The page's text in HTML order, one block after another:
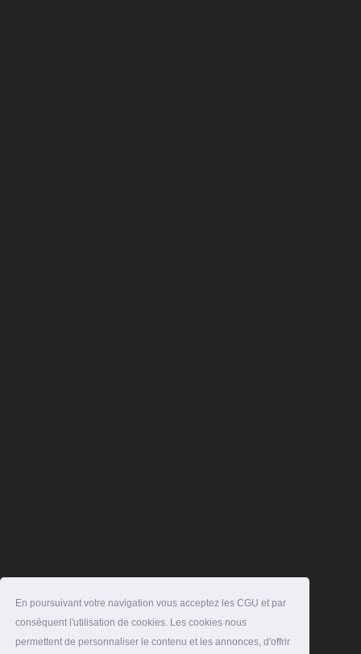
En poursuivant votre navigation vous acceptez les CGU et par
conséquent l'utilisation de cookies. Les cookies nous
permettent de personnaliser le contenu et les annonces, d'offrir